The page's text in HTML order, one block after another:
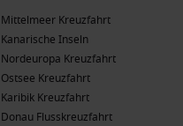
Mittelmeer Kreuzfahrt
Kanarische Inseln
Nordeuropa Kreuzfahrt
Ostsee Kreuzfahrt
Karibik Kreuzfahrt
Donau Flusskreuzfahrt